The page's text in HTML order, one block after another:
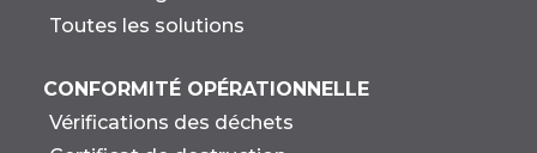
Toutes les solutions
CONFORMITÉ OPÉRATIONNELLE
Vérifications des déchets